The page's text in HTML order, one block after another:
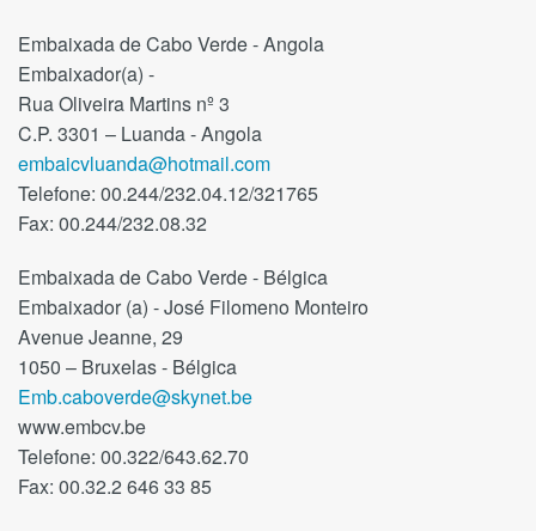
Embaixada de Cabo Verde - Angola
Embaixador(a) -
Rua Oliveira Martins nº 3
C.P. 3301 – Luanda - Angola
embaicvluanda@hotmail.com
Telefone: 00.244/232.04.12/321765
Fax: 00.244/232.08.32
Embaixada de Cabo Verde - Bélgica
Embaixador (a) - José Filomeno Monteiro
Avenue Jeanne, 29
1050 – Bruxelas - Bélgica
Emb.caboverde@skynet.be
www.embcv.be
Telefone: 00.322/643.62.70
Fax: 00.32.2 646 33 85